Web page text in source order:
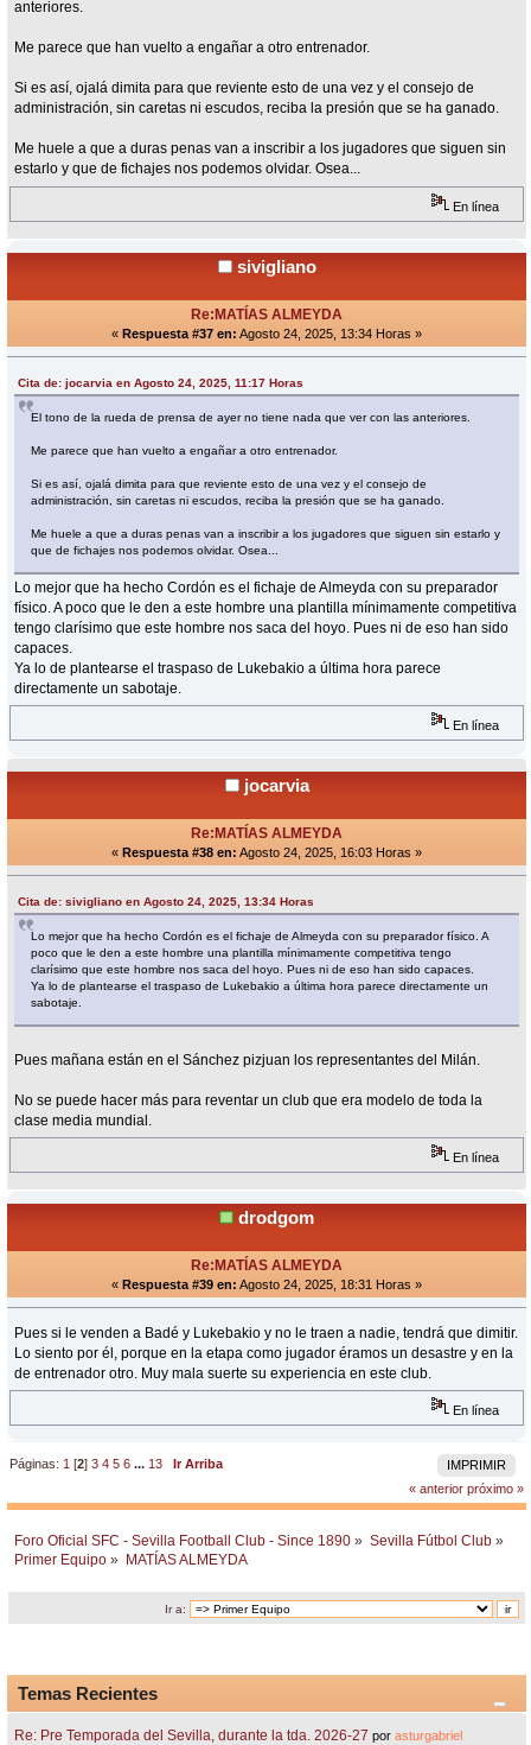
anteriores.
Me parece que han vuelto a engañar a otro entrenador.
Si es así, ojalá dimita para que reviente esto de una vez y el consejo de
administración, sin caretas ni escudos, reciba la presión que se ha ganado.
Me huele a que a duras penas van a inscribir a los jugadores que siguen sin
estarlo y que de fichajes nos podemos olvidar. Osea...
En línea
sivigliano
Re:MATÍAS ALMEYDA
« Respuesta #37 en: Agosto 24, 2025, 13:34 Horas »
Cita de: jocarvia en Agosto 24, 2025, 11:17 Horas
El tono de la rueda de prensa de ayer no tiene nada que ver con las anteriores.
Me parece que han vuelto a engañar a otro entrenador.
Si es así, ojalá dimita para que reviente esto de una vez y el consejo de
administración, sin caretas ni escudos, reciba la presión que se ha ganado.
Me huele a que a duras penas van a inscribir a los jugadores que siguen sin estarlo y
que de fichajes nos podemos olvidar. Osea...
Lo mejor que ha hecho Cordón es el fichaje de Almeyda con su preparador
físico. A poco que le den a este hombre una plantilla mínimamente competitiva
tengo clarísimo que este hombre nos saca del hoyo. Pues ni de eso han sido
capaces.
Ya lo de plantearse el traspaso de Lukebakio a última hora parece
directamente un sabotaje.
En línea
jocarvia
Re:MATÍAS ALMEYDA
« Respuesta #38 en: Agosto 24, 2025, 16:03 Horas »
Cita de: sivigliano en Agosto 24, 2025, 13:34 Horas
Lo mejor que ha hecho Cordón es el fichaje de Almeyda con su preparador físico. A
poco que le den a este hombre una plantilla mínimamente competitiva tengo
clarísimo que este hombre nos saca del hoyo. Pues ni de eso han sido capaces.
Ya lo de plantearse el traspaso de Lukebakio a última hora parece directamente un
sabotaje.
Pues mañana están en el Sánchez pizjuan los representantes del Milán.
No se puede hacer más para reventar un club que era modelo de toda la
clase media mundial.
En línea
drodgom
Re:MATÍAS ALMEYDA
« Respuesta #39 en: Agosto 24, 2025, 18:31 Horas »
Pues si le venden a Badé y Lukebakio y no le traen a nadie, tendrá que dimitir.
Lo siento por él, porque en la etapa como jugador éramos un desastre y en la
de entrenador otro. Muy mala suerte su experiencia en este club.
En línea
IMPRIMIR
Páginas: 1 [2]3 4 5 6 ... 13
Ir Arriba
« anterior próximo »
Foro Oficial SFC - Sevilla Football Club - Since 1890 » Sevilla Fútbol Club »
Primer Equipo » MATÍAS ALMEYDA
Ir a:
Temas Recientes
Re: Pre Temporada del Sevilla, durante la tda. 2026-27 porasturgabriel